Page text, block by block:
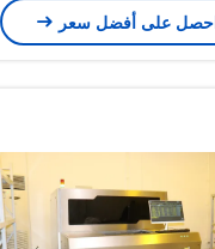
احصل على أفضل سعر